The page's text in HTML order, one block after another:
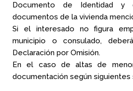
Documento de Identidad
documentos de la vivienda
Si el interesado no figura
municipio o consulado,
Declaración por Omisión.
En el caso de altas de
documentación según siguientes